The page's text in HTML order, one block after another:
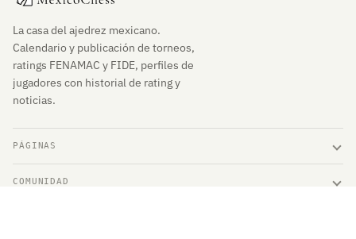
La casa del ajedrez mexicano.
Calendario y publicación de torneos,
ratings FENAMAC y FIDE, perfiles de
jugadores con historial de rating y
noticias.
PÁGINAS
COMUNIDAD